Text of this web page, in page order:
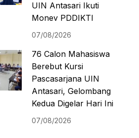
UIN Antasari Ikuti
Monev PDDIKTI
07/08/2026
76 Calon Mahasiswa
Berebut Kursi
Pascasarjana UIN
Antasari, Gelombang
Kedua Digelar Hari Ini
07/08/2026